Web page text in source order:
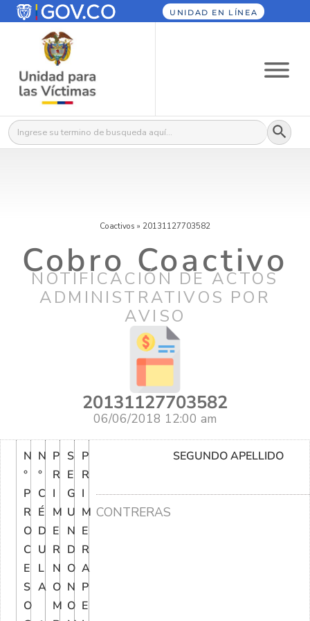
UNIDAD EN LÍNEA
Buscar: Botón
Coactivos » 20131127703582
Cobro Coactivo
NOTIFICACIÓN DE ACTOS
ADMINISTRATIVOS POR
AVISO
20131127703582
06/06/2018 12:00 am
N
°
P
R
O
C
E
S
O
N
°
C
É
D
U
L
A
P
R
I
M
E
R
N
O
M
S
E
G
U
N
D
O
N
O
P
R
I
M
E
R
A
P
E
SEGUNDO APELLIDO
CONTRERAS